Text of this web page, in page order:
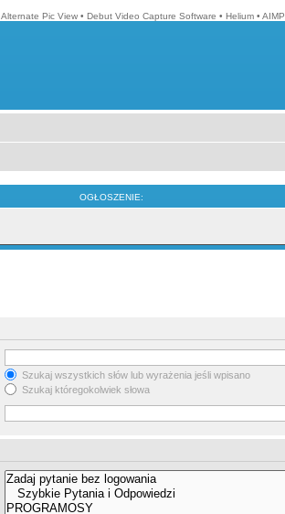
Alternate Pic View • Debut Video Capture Software • Helium • AIMP
OGŁOSZENIE:
Szukaj wszystkich słów lub wyrażenia jeśli wpisano
Szukaj któregokolwiek słowa